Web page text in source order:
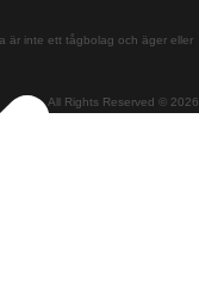
All Rights Reserved © 2026
är inte ett tågbolag och äger eller